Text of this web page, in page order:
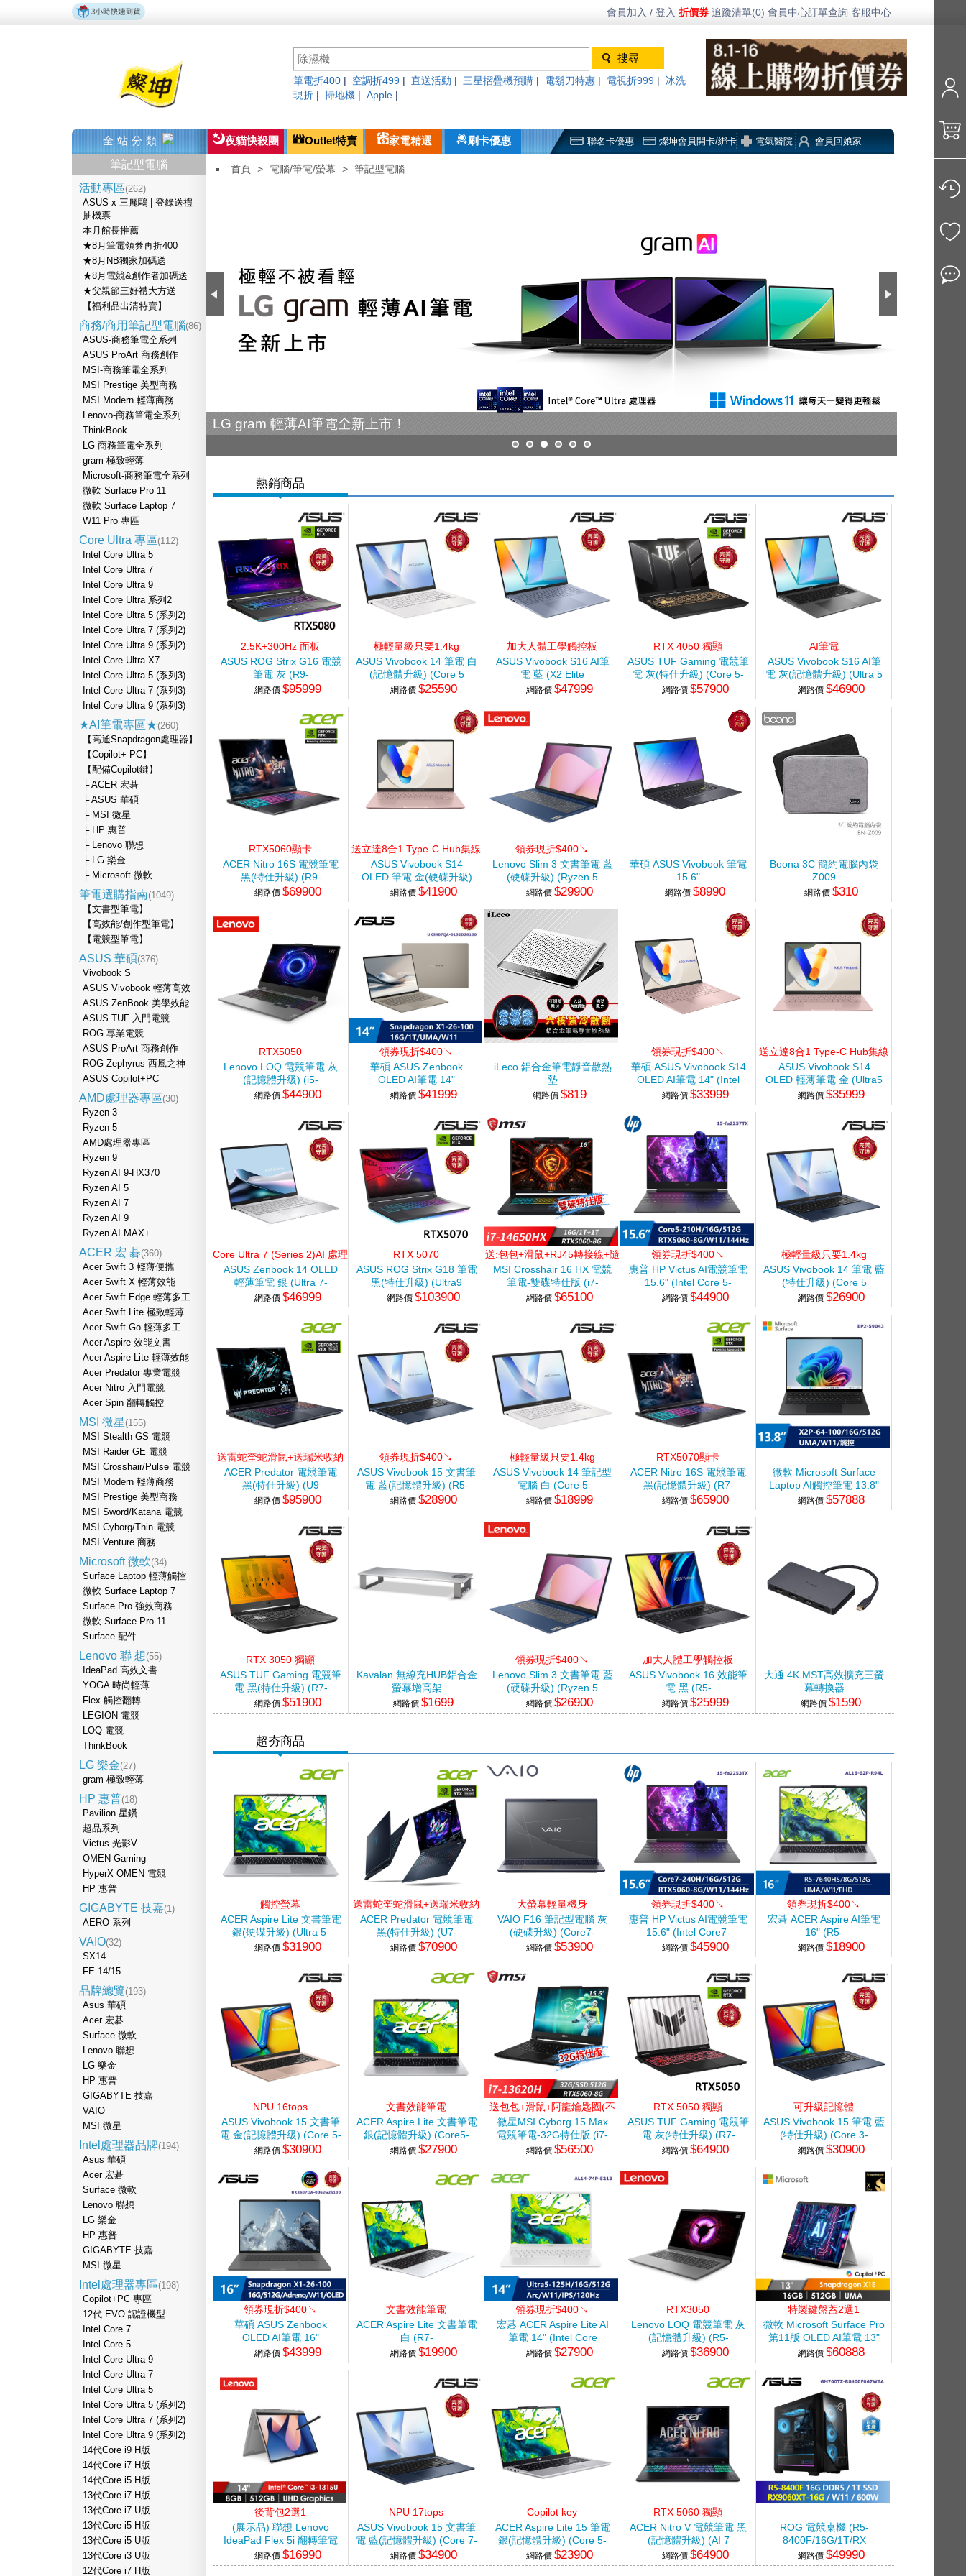
會員加入 / 登入 折價券 追蹤清單(0) 會員中心訂單查詢 客服中心
筆電折400 空調折499 直送活動 三星摺疊機預購 電鬍刀特惠 電視折999
冰洗
現折
掃地機 Apple
全站分類 夜貓快殺團 Outlet特賣 家電精選 刷卡優惠 聯名卡優惠 燦坤會員開卡/綁卡 電氣醫院 會員回娘家
筆記型電腦
活動專區(262)
ASUS x 三麗鷗 | 登錄送禮
抽機票
本月館長推薦
★8月筆電領券再折400
★8月NB獨家加碼送
★8月電競&創作者加碼送
★父親節三好禮大方送
【福利品出清特賣】
商務/商用筆記型電腦(86)
ASUS-商務筆電全系列
ASUS ProArt 商務創作
MSI-商務筆電全系列
MSI Prestige 美型商務
MSI Modern 輕薄商務
Lenovo-商務筆電全系列
ThinkBook
LG-商務筆電全系列
gram 極致輕薄
Microsoft-商務筆電全系列
微軟 Surface Pro 11
微軟 Surface Laptop 7
W11 Pro 專區
Core Ultra 專區(112)
Intel Core Ultra 5
Intel Core Ultra 7
Intel Core Ultra 9
Intel Core Ultra 系列2
Intel Core Ultra 5 (系列2)
Intel Core Ultra 7 (系列2)
Intel Core Ultra 9 (系列2)
Intel Core Ultra X7
Intel Core Ultra 5 (系列3)
Intel Core Ultra 7 (系列3)
Intel Core Ultra 9 (系列3)
★AI筆電專區★(260)
【高通Snapdragon處理器】
【Copilot+ PC】
【配備Copilot鍵】
├ ACER 宏碁
├ ASUS 華碩
├ MSI 微星
├ HP 惠普
├ Lenovo 聯想
├ LG 樂金
├ Microsoft 微軟
筆電選購指南(1049)
【文書型筆電】
【高效能/創作型筆電】
【電競型筆電】
ASUS 華碩(376)
Vivobook S
ASUS Vivobook 輕薄高效
ASUS ZenBook 美學效能
ASUS TUF 入門電競
ROG 專業電競
ASUS ProArt 商務創作
ROG Zephyrus 西風之神
ASUS Copilot+PC
AMD處理器專區(30)
Ryzen 3
Ryzen 5
AMD處理器專區
Ryzen 9
Ryzen AI 9-HX370
Ryzen AI 5
Ryzen AI 7
Ryzen AI 9
Ryzen AI MAX+
ACER 宏 碁(360)
Acer Swift 3 輕薄便攜
Acer Swift X 輕薄效能
Acer Swift Edge 輕薄多工
Acer Swift Lite 極致輕薄
Acer Swift Go 輕薄多工
Acer Aspire 效能文書
Acer Aspire Lite 輕薄效能
Acer Predator 專業電競
Acer Nitro 入門電競
Acer Spin 翻轉觸控
MSI 微星 (155)
MSI Stealth GS 電競
MSI Raider GE 電競
MSI Crosshair/Pulse 電競
MSI Modern 輕薄商務
MSI Prestige 美型商務
MSI Sword/Katana 電競
MSI Cyborg/Thin 電競
MSI Venture 商務
Microsoft 微軟(34)
Surface Laptop 輕薄觸控
微軟 Surface Laptop 7
Surface Pro 強效商務
微軟 Surface Pro 11
Surface 配件
Lenovo 聯 想(55)
IdeaPad 高效文書
YOGA 時尚輕薄
Flex 觸控翻轉
LEGION 電競
LOQ 電競
ThinkBook
LG 樂金(27)
gram 極致輕薄
HP 惠普(18)
Pavilion 星鑽
超品系列
Victus 光影V
OMEN Gaming
HyperX OMEN 電競
HP 惠普
GIGABYTE 技嘉(1)
AERO 系列
VAIO(32)
SX14
FE 14/15
品牌總覽(193)
Asus 華碩
Acer 宏碁
Surface 微軟
Lenovo 聯想
LG 樂金
HP 惠普
GIGABYTE 技嘉
VAIO
MSI 微星
Intel處理器品牌(194)
Asus 華碩
Acer 宏碁
Surface 微軟
Lenovo 聯想
LG 樂金
HP 惠普
GIGABYTE 技嘉
MSI 微星
Intel處理器專區(198)
Copilot+PC 專區
12代 EVO 認證機型
Intel Core 7
Intel Core 5
Intel Core Ultra 9
Intel Core Ultra 7
Intel Core Ultra 5
Intel Core Ultra 5 (系列2)
Intel Core Ultra 7 (系列2)
Intel Core Ultra 9 (系列2)
14代Core i9 H版
14代Core i7 H版
14代Core i5 H版
13代Core i7 H版
13代Core i7 U版
13代Core i5 H版
13代Core i5 U版
13代Core i3 U版
12代Core i7 H版
首頁 > 電腦/筆電/螢幕 > 筆記型電腦
Intel x 微軟 | Core Ultra 強大AI功能垂手可得，加購Microsoft 365效率加倍！
熱銷商品
2.5K+300Hz 面板
ASUS ROG Strix G16 電競
筆電 灰 (R9-
8940HX/16G/1TB
網路價 $95999
極輕量級只要1.4kg
ASUS Vivobook 14 筆電 白
(記憶體升級) (Core 5
120U/8G+16G/512G
網路價 $25590
加大人體工學觸控板
ASUS Vivobook S16 AI筆
電 藍 (X2 Elite
X2E88100/16G/512G/WIN11)
網路價 $47999
RTX 4050 獨顯
ASUS TUF Gaming 電競筆
電 灰(特仕升級) (Core 5-
210H/16G+16G/512G+2TB
網路價 $57900
AI筆電
ASUS Vivobook S16 AI筆
電 灰(記憶體升級) (Ultra 5
325/16G+16G/512G
網路價 $46900
RTX5060顯卡
ACER Nitro 16S 電競筆電
黑(特仕升級) (R9-
365/16G+32G/512G+1TB
網路價 $69900
送立達8合1 Type-C Hub集線
器+送PC-cillin三年一機
ASUS Vivobook S14
OLED 筆電 金(硬碟升級)
(Ultra5 226V/16G/2TB
網路價 $41900
領券現折$400↘
Lenovo Slim 3 文書筆電 藍
(硬碟升級) (Ryzen 5
40/16G/2TB SSD/W11)
網路價 $29900
華碩 ASUS Vivobook 筆電
15.6"
(N4500/4G/128G/UMA/W11)
網路價 $8990
Boona 3C 簡約電腦內袋
Z009
網路價 $310
RTX5050
Lenovo LOQ 電競筆電 灰
(記憶體升級) (i5-
13450HX/16G+16G/512G
網路價 $44900
領券現折$400↘
華碩 ASUS Zenbook
OLED AI筆電 14"
(Snapdragon X1-26-
網路價 $41999
iLeco 鋁合金筆電靜音散熱
墊
網路價 $819
領券現折$400↘
華碩 ASUS Vivobook S14
OLED AI筆電 14" (Intel
Core Ultra5-
網路價 $33999
送立達8合1 Type-C Hub集線
器+送PC-cillin三年一機
ASUS Vivobook S14
OLED 輕薄筆電 金 (Ultra5
226V/16G/512G
網路價 $35999
Core Ultra 7 (Series 2)AI 處理
器
ASUS Zenbook 14 OLED
輕薄筆電 銀 (Ultra 7-
255H/16G/512G
網路價 $46999
RTX 5070
ASUS ROG Strix G18 筆電
黑(特仕升級) (Ultra9
290HX/16G+32G/1TB+2TB
網路價 $103900
送:包包+滑鼠+RJ45轉接線+隨
行杯
MSI Crosshair 16 HX 電競
筆電-雙碟特仕版 (i7-
14650HX/16G/1T+1T/RTX5060-
網路價 $65100
領券現折$400↘
惠普 HP Victus AI電競筆電
15.6" (Intel Core 5-
210H/16G/512G/RTX5060-
網路價 $44900
極輕量級只要1.4kg
ASUS Vivobook 14 筆電 藍
(特仕升級) (Core 5
120U/8G+16G/1TB
網路價 $26900
送雷蛇奎蛇滑鼠+送瑞米收納
立架
ACER Predator 電競筆電
黑(特仕升級) (U9
275HX/16G+32G/512G+1TB
網路價 $95900
領券現折$400↘
ASUS Vivobook 15 文書筆
電 藍(記憶體升級) (R5-
150/8G+16G/512G
網路價 $28900
極輕量級只要1.4kg
ASUS Vivobook 14 筆記型
電腦 白 (Core 5
120U/8G/512G SSD/W11)
網路價 $18999
RTX5070顯卡
ACER Nitro 16S 電競筆電
黑(記憶體升級) (R7-
350/16G+16G/512G
網路價 $65900
微軟 Microsoft Surface
Laptop AI觸控筆電 13.8"
(Snapdragon X2P-64-
網路價 $57888
RTX 3050 獨顯
ASUS TUF Gaming 電競筆
電 黑(特仕升級) (R7-
170/16G+16G/512G+2TB
SSD/RTX3050/W11)
網路價 $51900
Kavalan 無線充HUB鋁合金
螢幕增高架
網路價 $1699
領券現折$400↘
Lenovo Slim 3 文書筆電 藍
(硬碟升級) (Ryzen 5
40/16G/1TB SSD/W11)
網路價 $26900
加大人體工學觸控板
ASUS Vivobook 16 效能筆
電 黑 (R5-
150/8G/512G/WIN11)
網路價 $25999
大通 4K MST高效擴充三螢
幕轉換器
網路價 $1590
超夯商品
觸控螢幕
ACER Aspire Lite 文書筆電
銀(硬碟升級) (Ultra 5-
125H/16G/1TB
網路價 $31900
送雷蛇奎蛇滑鼠+送瑞米收納
立架
ACER Predator 電競筆電
黑(特仕升級) (U7-
255HX/16G+16G/512G+1TB
網路價 $70900
大螢幕輕量機身
VAIO F16 筆記型電腦 灰
(硬碟升級) (Core7-
150U/32G/2TB
網路價 $53900
領券現折$400↘
惠普 HP Victus AI電競筆電
15.6" (Intel Core7-
240H/16G/512G/RTX5060-
網路價 $45900
領券現折$400↘
宏碁 ACER Aspire AI筆電
16" (R5-
7640HS/8G/512G/UMA/W11)
網路價 $18900
NPU 16tops
ASUS Vivobook 15 文書筆
電 金(記憶體升級) (Core 5-
320/16G/512G SSD/W11)
網路價 $30900
文書效能筆電
ACER Aspire Lite 文書筆電
銀(記憶體升級) (Core5-
210H/8G+16G/512G
網路價 $27900
送包包+滑鼠+阿龍鑰匙圈(不
挑款)+石中劍
微星MSI Cyborg 15 Max
電競筆電-32G特仕版 (i7-
13620H/32G/512G
網路價 $56500
RTX 5050 獨顯
ASUS TUF Gaming 電競筆
電 灰(特仕升級) (R7-
260/16G+32G/512G+2TB/GeForce
網路價 $64900
可升級記憶體
ASUS Vivobook 15 筆電 藍
(特仕升級) (Core 3-
100U/8G+16G/2TB
網路價 $30900
領券現折$400↘
華碩 ASUS Zenbook
OLED AI筆電 16"
(Snapdragon X1-26-
網路價 $43999
文書效能筆電
ACER Aspire Lite 文書筆電
白 (R7-
7730U/8G/512G/Win11)
網路價 $19900
領券現折$400↘
宏碁 ACER Aspire Lite AI
筆電 14" (Intel Core
Ultra5-
網路價 $27900
RTX3050
Lenovo LOQ 電競筆電 灰
(記憶體升級) (R5-
7535HS/16G+16G/512G
網路價 $36900
特製鍵盤蓋2選1
微軟 Microsoft Surface Pro
第11版 OLED AI筆電 13"
(Snapdragon
X1E/16GB/512GB/UMA/W11)
網路價 $60888
後背包2選1
(展示品) 聯想 Lenovo
IdeaPad Flex 5i 翻轉筆電
14" (i3-
1315U/8GB/512GB/Intel
網路價 $16990
NPU 17tops
ASUS Vivobook 15 文書筆
電 藍(記憶體升級) (Core 7-
350/16G/512G SSD/W11)
網路價 $34900
Copilot key
ACER Aspire Lite 15 筆電
銀(記憶體升級) (Core 5-
120U/16G+16G/512G
SSD/W11)
網路價 $23900
RTX 5060 獨顯
ACER Nitro V 電競筆電 黑
(記憶體升級) (AI 7
450/16G+16G/512G
SSD/RTX5060/W11)
網路價 $64900
ROG 電競桌機 (R5-
8400F/16G/1T/RX
9060XT-16G/W11/600W)
網路價 $49990